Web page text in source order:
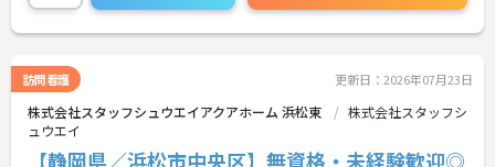
訪問看護 更新日：2026年07月23日
株式会社スタッフシュウエイアクアホーム 浜松東
株式会社スタッフシ
ュウエイ
【静岡県／浜松市中央区】無資格・未経験歓迎◎